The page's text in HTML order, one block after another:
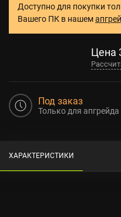
Доступно для покупки
Вашего ПК в нашем
Цена
Под заказ
Только для апгрейда
ХАРАКТЕРИСТИКИ